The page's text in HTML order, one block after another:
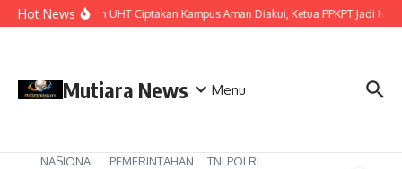
Lewati ke konten
Hot NewsKomitmen UHT Ciptakan Kampus Aman Diakui, Ketua PPKPT Jadi
Mutiara News Menu
NASIONAL PEMERINTAHAN
TNI POLRI